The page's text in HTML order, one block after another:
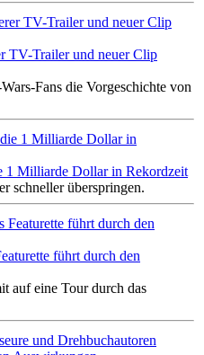
TV-Trailer und neuer Clip
Fans die Vorgeschichte von
1 Milliarde Dollar in Rekordzeit
schneller überspringen.
führt durch den
auf eine Tour durch das